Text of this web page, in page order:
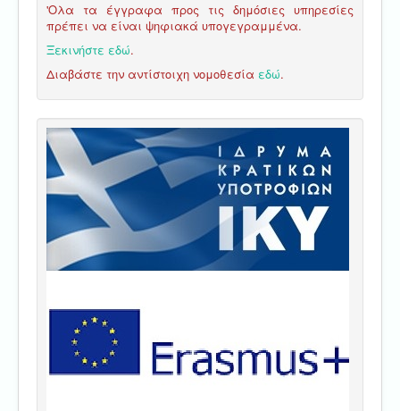
'Ολα τα έγγραφα προς τις δημόσιες υπηρεσίες
πρέπει να είναι ψηφιακά υπογεγραμμένα.
Ξεκινήστε εδώ.
Διαβάστε την αντίστοιχη νομοθεσία εδώ.